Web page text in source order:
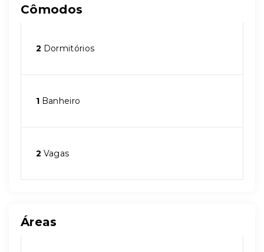
Cômodos
2 Dormitórios
1 Banheiro
2 Vagas
Áreas